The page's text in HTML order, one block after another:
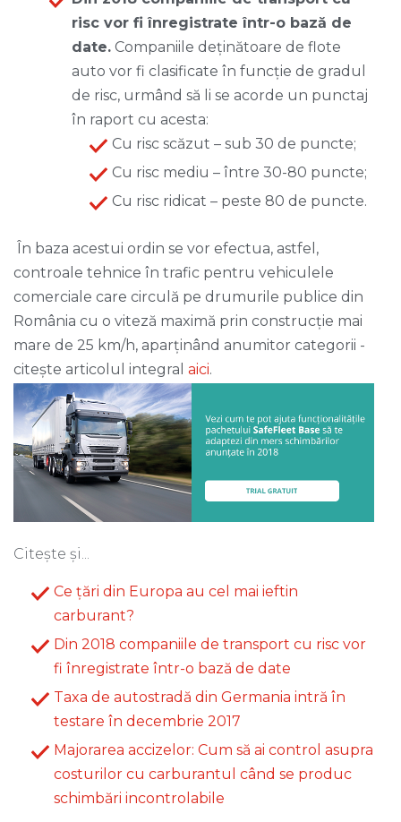
risc vor fi înregistrate într-o bază de
date. Companiile deținătoare de flote
auto vor fi clasificate în funcție de gradul
de risc, urmând să li se acorde un punctaj
în raport cu acesta:
Cu risc scăzut – sub 30 de puncte;
Cu risc mediu – între 30-80 puncte;
Cu risc ridicat – peste 80 de puncte.
În baza acestui ordin se vor efectua, astfel,
controale tehnice în trafic pentru vehiculele
comerciale care circulă pe drumurile publice din
România cu o viteză maximă prin construcție mai
mare de 25 km/h, aparținând anumitor categorii -
citește articolul integral aici.
Citește și...
Ce țări din Europa au cel mai ieftin
carburant?
Din 2018 companiile de transport cu risc vor
fi înregistrate într-o bază de date
Taxa de autostradă din Germania intră în
testare în decembrie 2017
Majorarea accizelor: Cum să ai control asupra
costurilor cu carburantul când se produc
schimbări incontrolabile